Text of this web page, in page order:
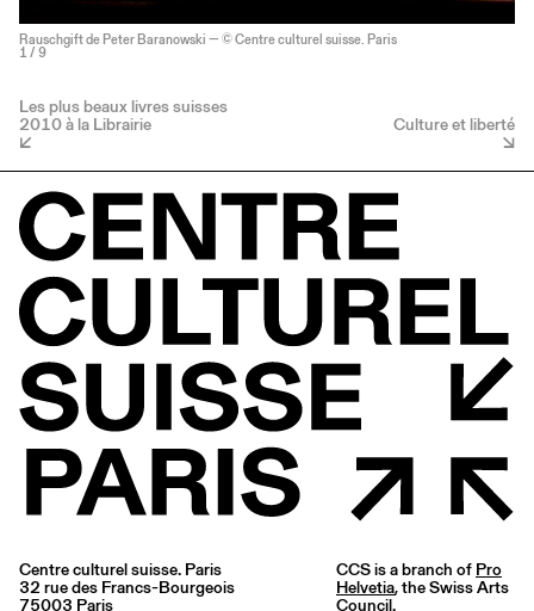
Rauschgift de Peter Baranowski — © Centre culturel suisse. Paris
1 / 9
Les plus beaux livres suisses
2010 à la Librairie Culture et liberté
Centre culturel suisse. Paris
32 rue des Francs-Bourgeois
75003 Paris
CCS is a branch of Pro
Helvetia, the Swiss Arts
Council.